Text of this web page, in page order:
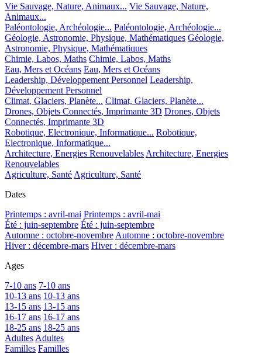
Vie Sauvage, Nature, Animaux... Vie Sauvage, Nature,
Animaux...
Paléontologie, Archéologie... Paléontologie, Archéologie...
Géologie, Astronomie, Physique, Mathématiques Géologie,
Astronomie, Physique, Mathématiques
Chimie, Labos, Maths Chimie, Labos, Maths
Eau, Mers et Océans Eau, Mers et Océans
Leadership, Développement Personnel Leadership,
Développement Personnel
Climat, Glaciers, Planète... Climat, Glaciers, Planète...
Drones, Objets Connectés, Imprimante 3D Drones, Objets
Connectés, Imprimante 3D
Robotique, Electronique, Informatique... Robotique,
Electronique, Informatique...
Architecture, Energies Renouvelables Architecture, Energies
Renouvelables
Agriculture, Santé Agriculture, Santé
Dates
Printemps : avril-mai Printemps : avril-mai
Été : juin-septembre Été : juin-septembre
Automne : octobre-novembre Automne : octobre-novembre
Hiver : décembre-mars Hiver : décembre-mars
Ages
7-10 ans 7-10 ans
10-13 ans 10-13 ans
13-15 ans 13-15 ans
16-17 ans 16-17 ans
18-25 ans 18-25 ans
Adultes Adultes
Familles Familles